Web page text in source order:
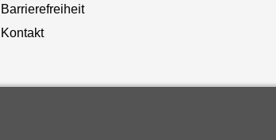
Barrierefreiheit
Kontakt